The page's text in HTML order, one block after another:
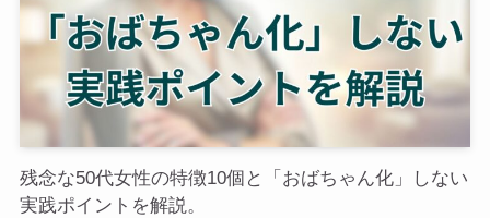
残念な50代女性の特徴10個と「おばちゃん化」しない
実践ポイントを解説。